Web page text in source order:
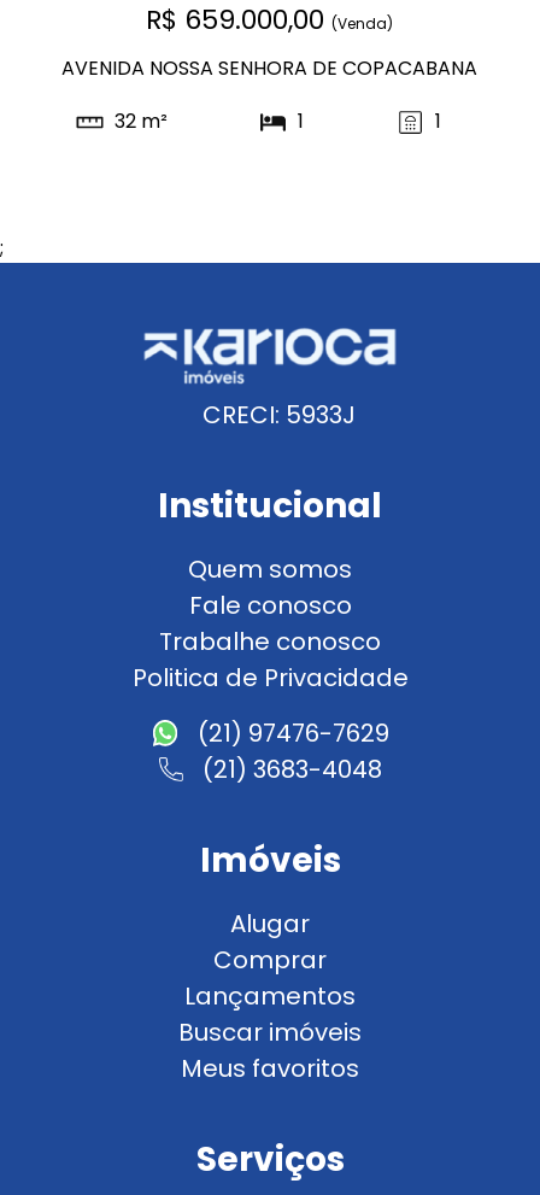
R$ 659.000,00(Venda)
AVENIDA NOSSA SENHORA DE COPACABANA
32 m²
1 1
;
CRECI: 5933J
Institucional
Quem somos
Fale conosco
Trabalhe conosco
Politica de Privacidade
(21) 97476-7629
(21) 3683-4048
Imóveis
Alugar
Comprar
Lançamentos
Buscar imóveis
Meus favoritos
Serviços